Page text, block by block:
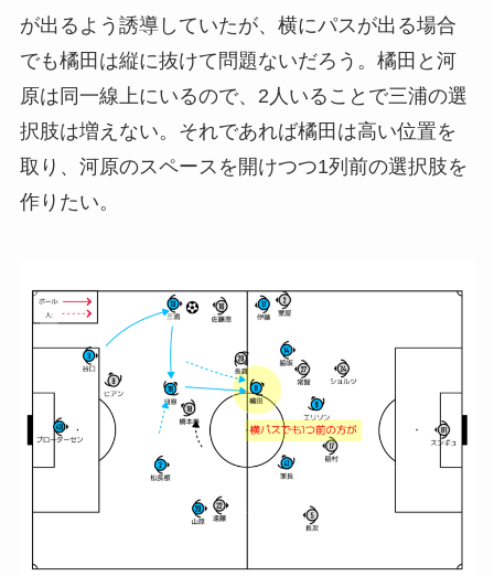
が出るよう誘導していたが、横にパスが出る場合
でも橘田は縦に抜けて問題ないだろう。橘田と河
原は同一線上にいるので、2人いることで三浦の選
択肢は増えない。それであれば橘田は高い位置を
取り、河原のスペースを開けつつ1列前の選択肢を
作りたい。